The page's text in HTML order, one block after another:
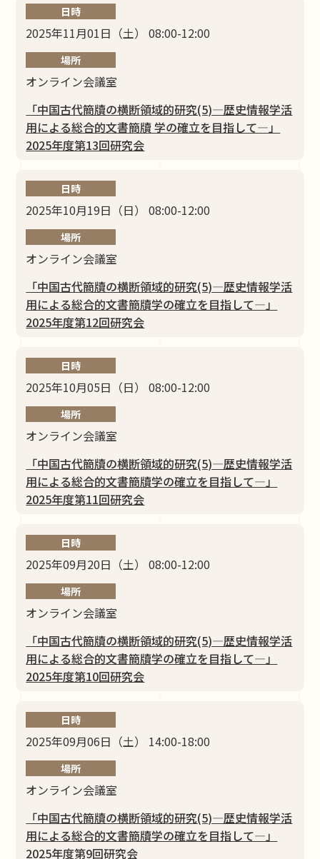
日時
2025年11月01日（土） 08:00-12:00
場所
オンライン会議室
「中国古代簡牘の横断領域的研究(5)―歴史情報学活
⽤による総合的⽂書簡牘 学の確⽴を⽬指して―」
2025年度第13回研究会
日時
2025年10月19日（日） 08:00-12:00
場所
オンライン会議室
「中国古代簡牘の横断領域的研究(5)―歴史情報学活
⽤による総合的⽂書簡牘学の確⽴を⽬指して―」
2025年度第12回研究会
日時
2025年10月05日（日） 08:00-12:00
場所
オンライン会議室
「中国古代簡牘の横断領域的研究(5)―歴史情報学活
⽤による総合的⽂書簡牘学の確⽴を⽬指して―」
2025年度第11回研究会
日時
2025年09月20日（土） 08:00-12:00
場所
オンライン会議室
「中国古代簡牘の横断領域的研究(5)―歴史情報学活
⽤による総合的⽂書簡牘学の確⽴を⽬指して―」
2025年度第10回研究会
日時
2025年09月06日（土） 14:00-18:00
場所
オンライン会議室
「中国古代簡牘の横断領域的研究(5)―歴史情報学活
⽤による総合的⽂書簡牘学の確⽴を⽬指して―」
2025年度第9回研究会